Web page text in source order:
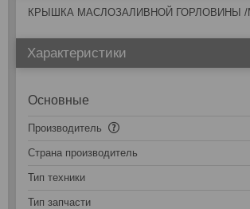
КРЫШКА МАСЛОЗАЛИВНОЙ ГОРЛОВИНЫ /
Характеристики
Основные
Производитель
Страна производитель
Тип техники
Тип запчасти